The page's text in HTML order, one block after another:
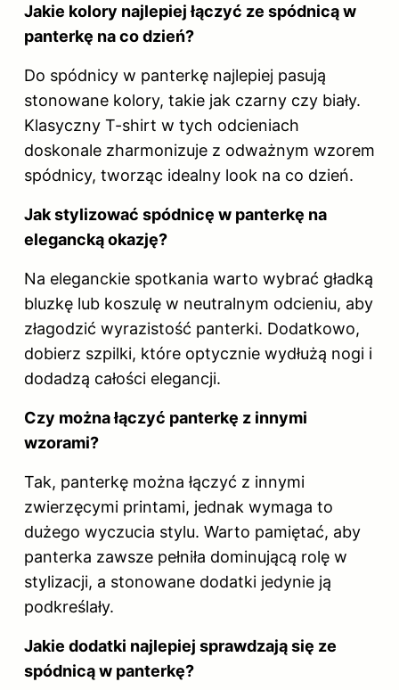
Jakie kolory najlepiej łączyć ze spódnicą w
panterkę na co dzień?
Do spódnicy w panterkę najlepiej pasują
stonowane kolory, takie jak czarny czy biały.
Klasyczny T-shirt w tych odcieniach
doskonale zharmonizuje z odważnym wzorem
spódnicy, tworząc idealny look na co dzień.
Jak stylizować spódnicę w panterkę na
elegancką okazję?
Na eleganckie spotkania warto wybrać gładką
bluzkę lub koszulę w neutralnym odcieniu, aby
złagodzić wyrazistość panterki. Dodatkowo,
dobierz szpilki, które optycznie wydłużą nogi i
dodadzą całości elegancji.
Czy można łączyć panterkę z innymi
wzorami?
Tak, panterkę można łączyć z innymi
zwierzęcymi printami, jednak wymaga to
dużego wyczucia stylu. Warto pamiętać, aby
panterka zawsze pełniła dominującą rolę w
stylizacji, a stonowane dodatki jedynie ją
podkreślały.
Jakie dodatki najlepiej sprawdzają się ze
spódnicą w panterkę?